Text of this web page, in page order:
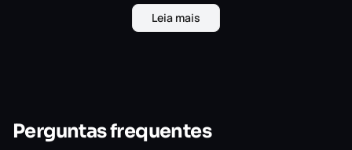
arcade on-line perfeito em termos de pixels, com
sistema de compatibilidades e tabelas de líderes.
Visuais actualizados: Os jogadores podem
personalizar a experiência de visualização com novos
Leia mais
Perguntas frequentes